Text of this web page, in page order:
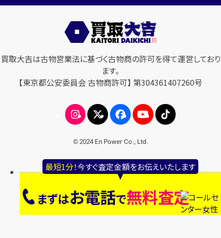
最短1分！今すぐ査定金額をお伝えいたします
まずはお電話で無料査定
買取大吉は古物営業法に基づく古物商の許可を得て運営しており
ます。
【東京都公安委員会 古物商許可】 第304361407260号
© 2024 En Power Co., Ltd.